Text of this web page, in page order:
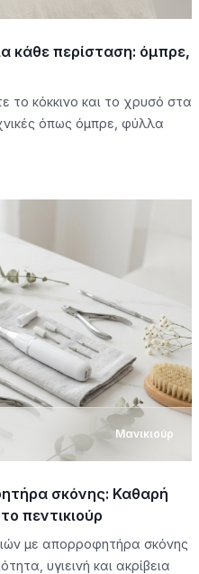
κάθε περίσταση: όμπρε,
κόκκινο και το χρυσό στα
όπως όμπρε, φύλλα
Μανικιούρ
σκόνης: Καθαρή
πεντικιούρ
με απορροφητήρα σκόνης
υγιεινή και ακρίβεια